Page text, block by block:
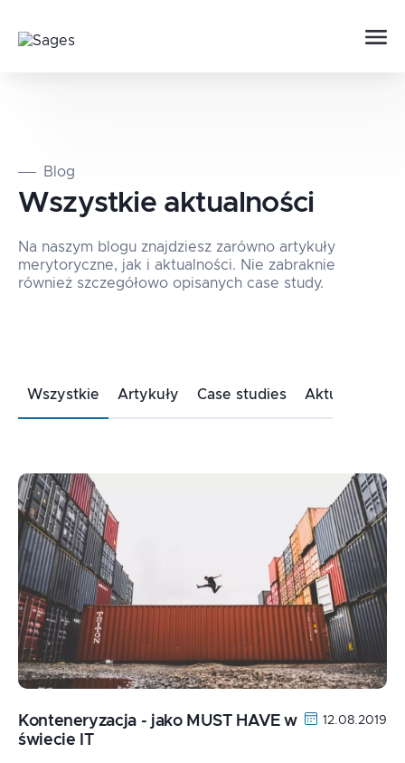
Blog
Wszystkie aktualności
Na naszym blogu znajdziesz zarówno artykuły
merytoryczne, jak i aktualności. Nie zabraknie
również szczegółowo opisanych case study.
Wszystkie Artykuły Case studies Aktualności
Konteneryzacja - jako MUST HAVE w
świecie IT
12.08.2019